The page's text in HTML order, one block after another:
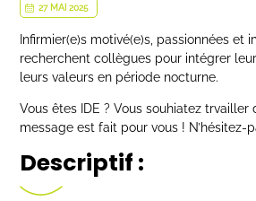
27 MAI 2025
Infirmier(e)s motivé(e)s, passionnées et
recherchent collègues pour intégrer
leurs valeurs en période nocturne.
Vous êtes IDE ? Vous souhiatez trvailler
message est fait pour vous ! N’hésitez-
Descriptif :